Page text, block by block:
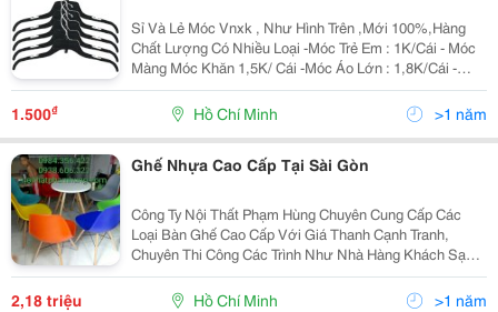
Sỉ Và Lẻ Móc Vnxk , Như Hình Trên ,Mới 100%,Hàng
Chất Lượng Có Nhiều Loại -Móc Trẻ Em : 1K/Cái - Móc
Màng Móc Khăn 1,5K/ Cái -Móc Áo Lớn : 1,8K/Cái -
Móc Kẹp Quần: 2K/Cái - Móc Nguyên Bộ Quần Áo 1,8K
- Móc Cái Kẹp
1.500₫ Hồ Chí Minh >1 năm
Ghế Nhựa Cao Cấp Tại Sài Gòn
Công Ty Nội Thất Phạm Hùng Chuyên Cung Cấp Các
Loại Bàn Ghế Cao Cấp Với Giá Thanh Cạnh Tranh,
Chuyên Thi Công Các Trình Như Nhà Hàng Khách Sạn.
Bảo Hành 1Năm Lh.0984356422 (Thanh) Công Ty Nội
Thất Phạm Hùng Hotline: 0933.777.210 - 0938.606.322
2,18 triệu Hồ Chí Minh >1 năm